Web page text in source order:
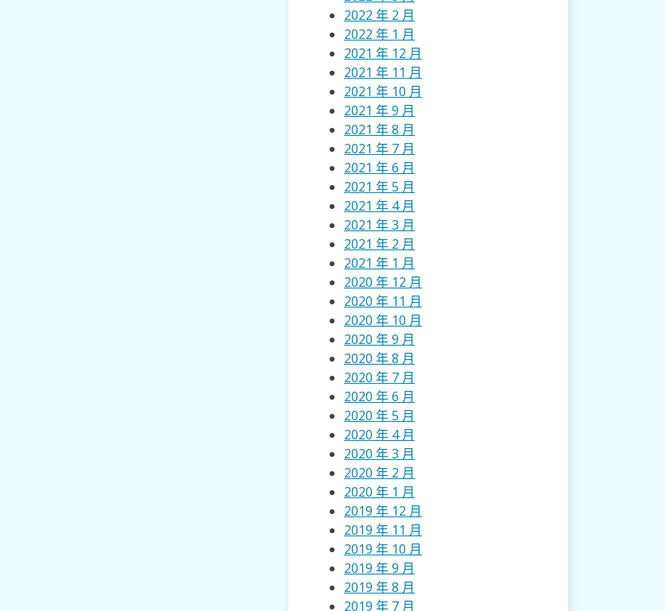
2022 年 2 月
2022 年 1 月
2021 年 12 月
2021 年 11 月
2021 年 10 月
2021 年 9 月
2021 年 8 月
2021 年 7 月
2021 年 6 月
2021 年 5 月
2021 年 4 月
2021 年 3 月
2021 年 2 月
2021 年 1 月
2020 年 12 月
2020 年 11 月
2020 年 10 月
2020 年 9 月
2020 年 8 月
2020 年 7 月
2020 年 6 月
2020 年 5 月
2020 年 4 月
2020 年 3 月
2020 年 2 月
2020 年 1 月
2019 年 12 月
2019 年 11 月
2019 年 10 月
2019 年 9 月
2019 年 8 月
2019 年 7 月